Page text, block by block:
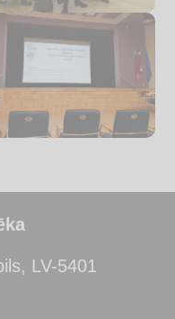
LV-5401